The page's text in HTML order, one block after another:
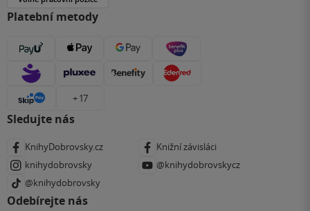
Platební metody
+ 17
Sledujte nás
KnihyDobrovsky.cz
Knižní závisláci
knihydobrovsky
@knihydobrovskycz
@knihydobrovsky
Odebírejte nás